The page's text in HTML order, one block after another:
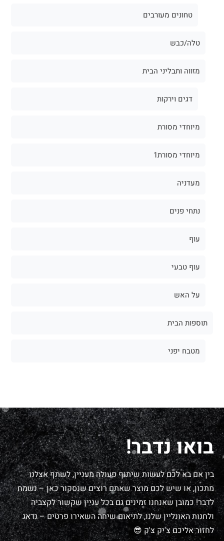
טחונים מעורבים
טלה/כבש
מזווה ותבליני הבית
דגים וירקות
מיוחדי מסורת
מיוחדי מסורת1
מעדניה
נתחי פנים
עוף
עוף טבעי
על האש
תוספות הבית
מטבח יפני
בואו נדבר!
בין אם בא לכם לעשות שיתוף פעולה מעניין, לשתף אצלנו
מתכון, או שיש לכם מוצר שאתם רוצים שנסקור כאן – נשמח
לדבר! כמובן שאנחנו זמינים גם בכל עניין שקשור לקצביה
ולחנות האונליין שלנו, לתיאום שיחה השאירו פרטים – נדאג
לחזור אליכם צ'יק צ'ק 😎